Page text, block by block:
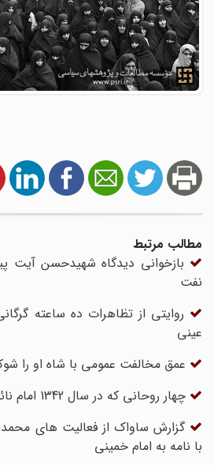
مطالب مرتبط
بازخوانی دیدگاه شهیدحسن آیت
نفت
روایتی از تظاهرات ده ساعته
عینی
عمق مخالفت عمومی با شاه او را شوکه
چهار روحانی که در سال 1342 امام نائب خود کرد
گزارش ساواک از فعالیت های محمد
با نامه به امام خمینی